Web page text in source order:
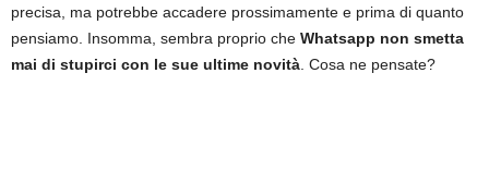
precisa, ma potrebbe accadere prossimamente e prima di quanto
pensiamo. Insomma, sembra proprio che Whatsapp non smetta
mai di stupirci con le sue ultime novità . Cosa ne pensate?